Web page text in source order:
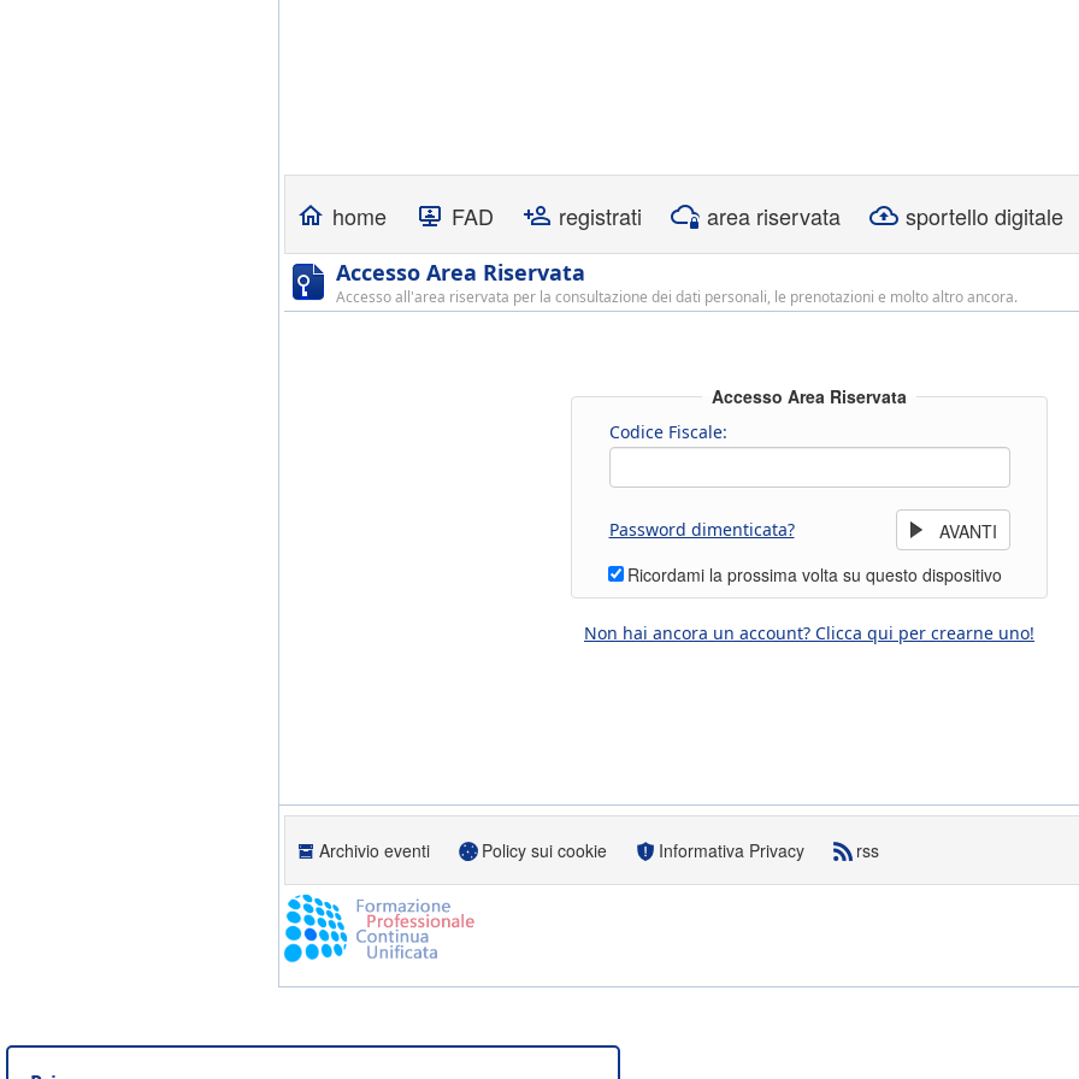
home FAD registrati area riservata sportello digitale
Accesso Area Riservata
Accesso all'area riservata per la consultazione dei dati personali, le prenotazioni e molto altro ancora.
Accesso Area Riservata
Codice Fiscale:
Password dimenticata?
Ricordami la prossima volta su questo dispositivo
Non hai ancora un account? Clicca qui per crearne uno!
Archivio eventi Policy sui cookie Informativa Privacy rss